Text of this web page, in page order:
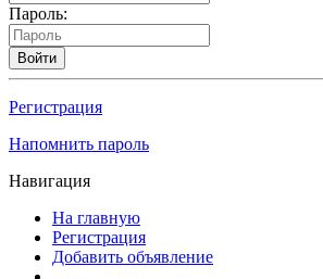
Пароль:
Войти
Регистрация
Напомнить пароль
Навигация
На главную
Регистрация
Добавить объявление